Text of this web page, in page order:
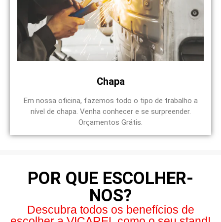
Chapa
Em nossa oficina, fazemos todo o tipo de trabalho a
nível de chapa. Venha conhecer e se surpreender.
Orçamentos Grátis.
POR QUE ESCOLHER-
NOS?
Descubra todos os benefícios de